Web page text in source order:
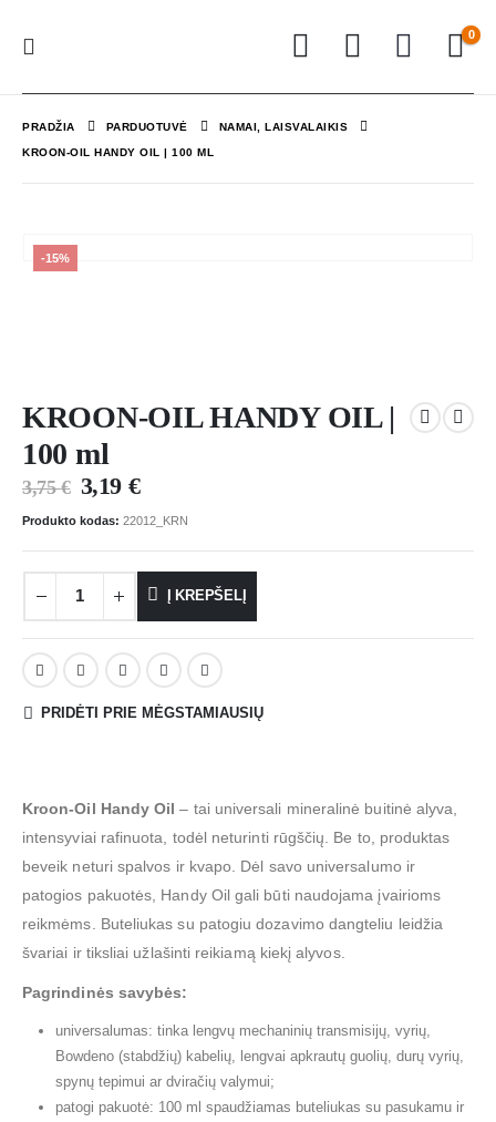
0
PRADŽIA PARDUOTUVĖ NAMAI, LAISVALAIKIS
KROON-OIL HANDY OIL | 100 ML
-15%
KROON-OIL HANDY OIL |
100 ml
3,75€ 3,19 €
Produkto kodas: 22012_KRN
Į KREPŠELĮ
PRIDĖTI PRIE MĖGSTAMIAUSIŲ
Kroon-Oil Handy Oil – tai universali mineralinė buitinė alyva,
intensyviai rafinuota, todėl neturinti rūgščių. Be to, produktas
beveik neturi spalvos ir kvapo. Dėl savo universalumo ir
patogios pakuotės, Handy Oil gali būti naudojama įvairioms
reikmėms. Buteliukas su patogiu dozavimo dangteliu leidžia
švariai ir tiksliai užlašinti reikiamą kiekį alyvos.
Pagrindinės savybės:
universalumas: tinka lengvų mechaninių transmisijų, vyrių,
Bowdeno (stabdžių) kabelių, lengvai apkrautų guolių, durų vyrių,
spynų tepimui ar dviračių valymui;
patogi pakuotė: 100 ml spaudžiamas buteliukas su pasukamu ir